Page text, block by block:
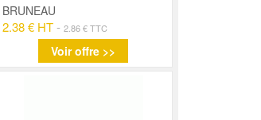
BRUNEAU
2.38 € HT-2.86 € TTC
Voir offre >>